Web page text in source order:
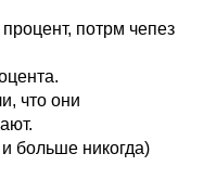
потрм чепез
что они
больше никогда)